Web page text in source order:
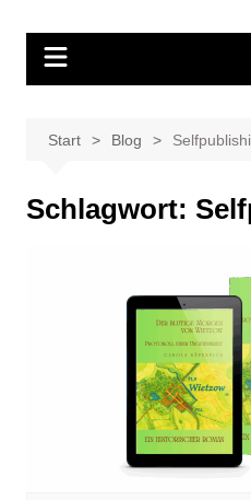
springen
Start Blog
Schlagwort: